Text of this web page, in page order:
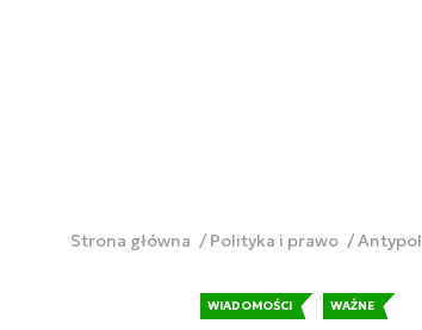
Strona główna Polityka i prawo
WIADOMOŚCI WAŻNE